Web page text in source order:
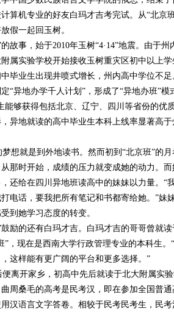
第07版
新闻
第08版
第
算机专业的好友白玛才吉考完试。从“北京
假一起回玉树。
故事，始于2010年玉树“4·14”地震。由于州
属实验学校开始接收玉树重灾区初中以上学
毕业生出现井喷式增长，州内高中学位不
“异地办学千人计划”，形成了“异地办班”模
能够获得包括北京、辽宁、四川等省份的优
异地就读的高中毕业生本科上线率显著高于
想就是到外地读书。然而初到“北京班”的月
那时开始，成绩的压力就变成她的动力。
还给在四川异地班读高中的妹妹以力量。“
电话，要我把所有笔记和书都寄给她。”妹
到她学习态度的转变。
励的还有白玛才吉。白玛才吉的哥哥曾就读
”，现在是西南大学行政管理专业的本科生。
这样能有更广阔的平台和更多选择。”
离开家乡，初高中先后就读于北大附属实验
周桑毛的高考是民考汉，即在参加全国普
汉语言文字答卷。相较于民考民考生，民考